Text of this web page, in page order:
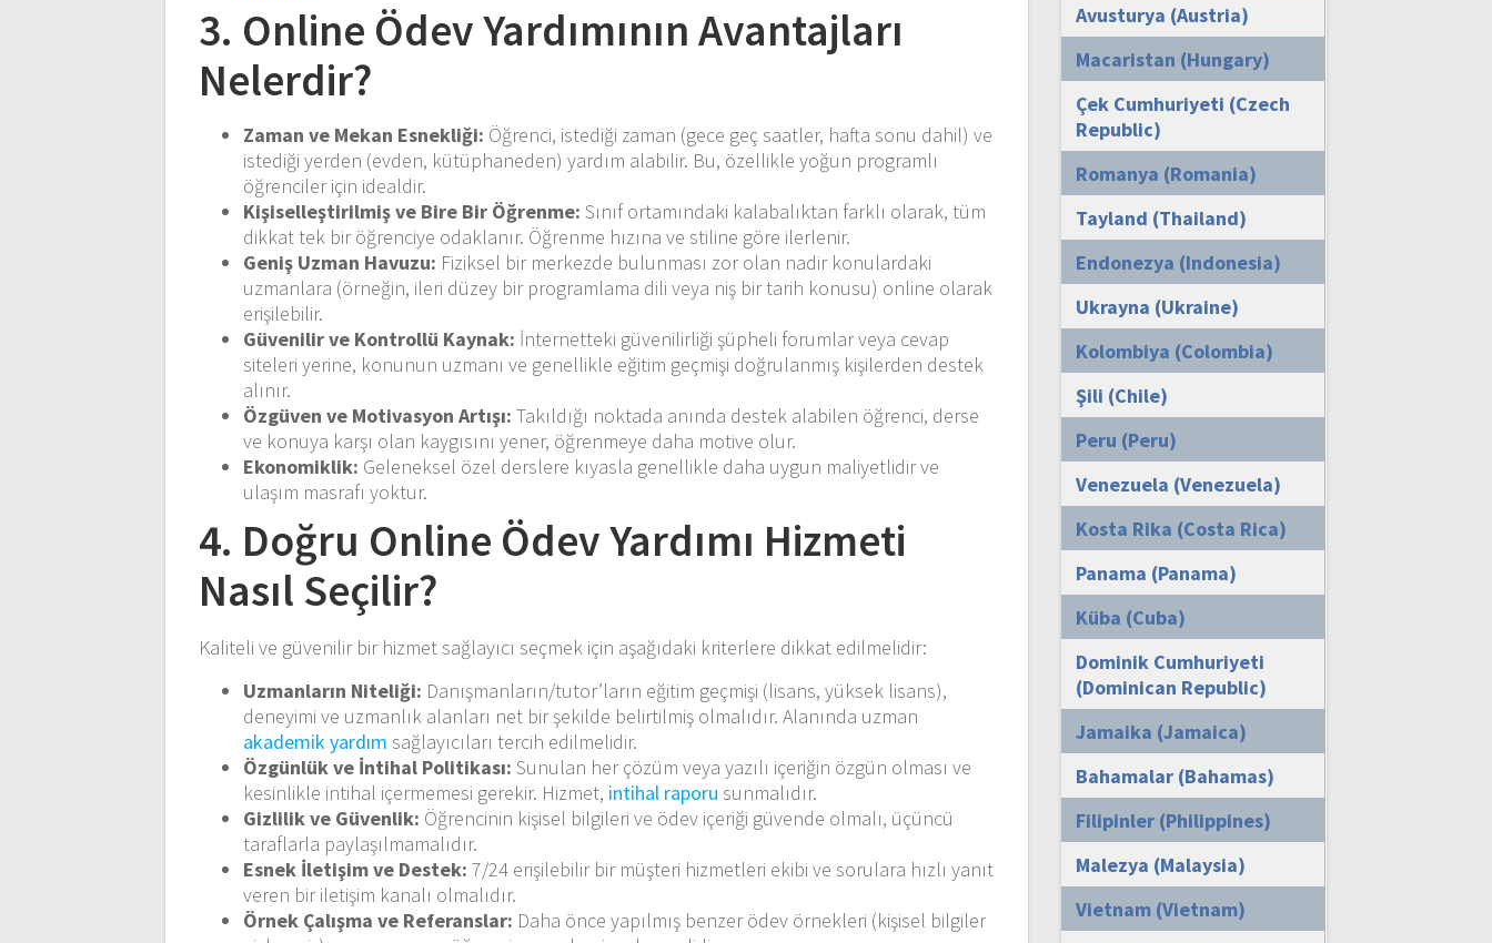
3. Online Ödev Yardımının Avantajları
Nelerdir?
Zaman ve Mekan Esnekliği: Öğrenci, istediği zaman (gece geç saatler, hafta sonu dahil) ve
istediği yerden (evden, kütüphaneden) yardım alabilir. Bu, özellikle yoğun programlı
öğrenciler için idealdir.
Kişiselleştirilmiş ve Bire Bir Öğrenme: Sınıf ortamındaki kalabalıktan farklı olarak, tüm
dikkat tek bir öğrenciye odaklanır. Öğrenme hızına ve stiline göre ilerlenir.
Geniş Uzman Havuzu: Fiziksel bir merkezde bulunması zor olan nadir konulardaki
uzmanlara (örneğin, ileri düzey bir programlama dili veya niş bir tarih konusu) online olarak
erişilebilir.
Güvenilir ve Kontrollü Kaynak: İnternetteki güvenilirliği şüpheli forumlar veya cevap
siteleri yerine, konunun uzmanı ve genellikle eğitim geçmişi doğrulanmış kişilerden destek
alınır.
Özgüven ve Motivasyon Artışı: Takıldığı noktada anında destek alabilen öğrenci, derse
ve konuya karşı olan kaygısını yener, öğrenmeye daha motive olur.
Ekonomiklik: Geleneksel özel derslere kıyasla genellikle daha uygun maliyetlidir ve
ulaşım masrafı yoktur.
4. Doğru Online Ödev Yardımı Hizmeti
Nasıl Seçilir?
Kaliteli ve güvenilir bir hizmet sağlayıcı seçmek için aşağıdaki kriterlere dikkat edilmelidir:
Uzmanların Niteliği: Danışmanların/tutor’ların eğitim geçmişi (lisans, yüksek lisans),
deneyimi ve uzmanlık alanları net bir şekilde belirtilmiş olmalıdır. Alanında uzman
akademik yardım sağlayıcıları tercih edilmelidir.
Özgünlük ve İntihal Politikası: Sunulan her çözüm veya yazılı içeriğin özgün olması ve
kesinlikle intihal içermemesi gerekir. Hizmet, intihal raporu sunmalıdır.
Gizlilik ve Güvenlik: Öğrencinin kişisel bilgileri ve ödev içeriği güvende olmalı, üçüncü
taraflarla paylaşılmamalıdır.
Esnek İletişim ve Destek: 7/24 erişilebilir bir müşteri hizmetleri ekibi ve sorulara hızlı yanıt
veren bir iletişim kanalı olmalıdır.
Örnek Çalışma ve Referanslar: Daha önce yapılmış benzer ödev örnekleri (kişisel bilgiler
Avusturya (Austria)
Macaristan (Hungary)
Çek Cumhuriyeti (Czech
Republic)
Romanya (Romania)
Tayland (Thailand)
Endonezya (Indonesia)
Ukrayna (Ukraine)
Kolombiya (Colombia)
Şili (Chile)
Peru (Peru)
Venezuela (Venezuela)
Kosta Rika (Costa Rica)
Panama (Panama)
Küba (Cuba)
Dominik Cumhuriyeti
(Dominican Republic)
Jamaika (Jamaica)
Bahamalar (Bahamas)
Filipinler (Philippines)
Malezya (Malaysia)
Vietnam (Vietnam)